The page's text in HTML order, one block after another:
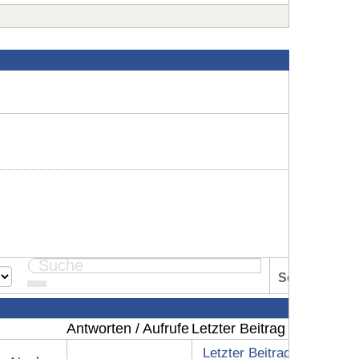
Seite:
Antworten / Aufrufe Letzter Beitrag
Letzter Beitrag